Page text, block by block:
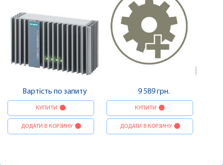
Вартість по запиту
КУПИТИ
ДОДАТИ В КОРЗИНУ
9 589 грн.
КУПИТИ
ДОДАТИ В КОРЗИНУ